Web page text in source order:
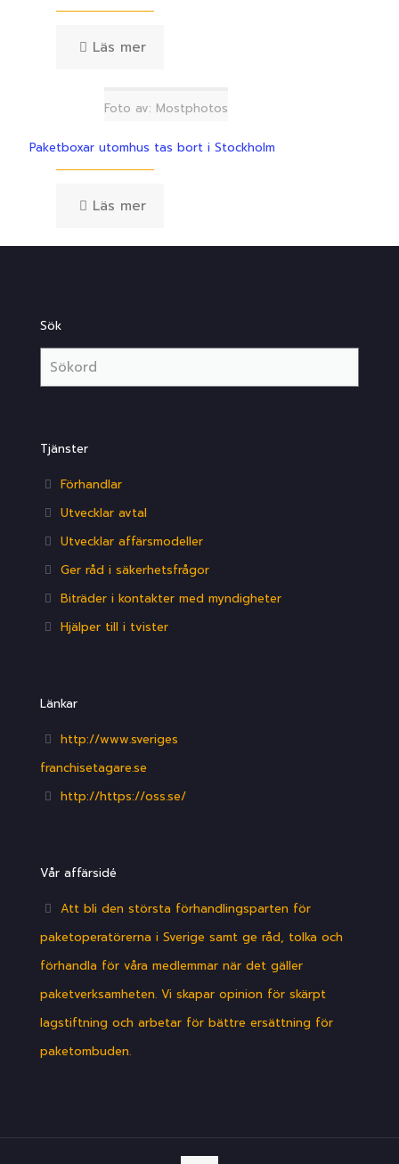
Läs mer
Foto av: Mostphotos
Paketboxar utomhus tas bort i Stockholm
Läs mer
Sök
Tjänster
Förhandlar
Utvecklar avtal
Utvecklar affärsmodeller
Ger råd i säkerhetsfrågor
Biträder i kontakter med myndigheter
Hjälper till i tvister
Länkar
http://www.sveriges
franchisetagare.se
http://https://oss.se/
Vår affärsidé
Att bli den största förhandlingsparten för
paketoperatörerna i Sverige samt ge råd, tolka och
förhandla för våra medlemmar när det gäller
paketverksamheten. Vi skapar opinion för skärpt
lagstiftning och arbetar för bättre ersättning för
paketombuden.